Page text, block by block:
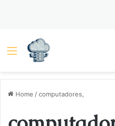
Menu
Home /computadores,